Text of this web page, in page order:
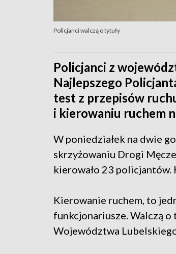
Policjanci walczą o tytuły
Policjanci z
Najlepszego
test z przepisów
i kierowaniu ruchem
W poniedziałek na dwie
skrzyżowaniu Drogi
kierowało 23 policjantów.
Kierowanie ruchem, to
funkcjonariusze. Walczą
Województwa